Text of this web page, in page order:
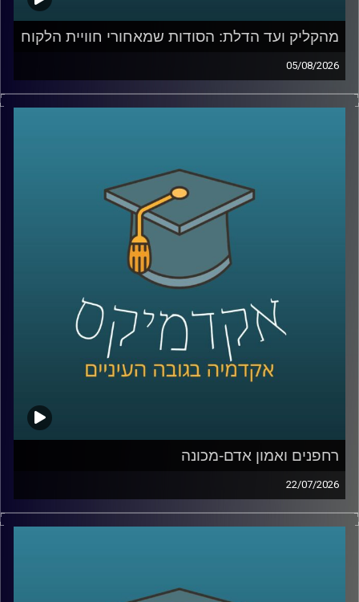
מהקליק ועד הדלת: הסודות שמאחורי חוויית הלקוח
05/08/2026
כולנו מזמינים היום כמעט הכול בלחיצת כפתור, אוכל, בגדים,
תרופות, אפילו את הקניות לסוף השבוע. אבל כמה מאיתנו
שגורמת לנו לחזור שוב ושוב, ואיך משלבים בין טכנולוגיה,
דאטה, לוגיסטיקה ובעיקר הבנה של בני אדם?
כדי לדבר על כל זה נמצא איתי היום צביקה ביידא, לשעבר
נדבר על מה באמת עומד מאחורי חוויית לקוח טובה, איך
ארגונים חושבים על חדשנות, ואיך בינה מלאכותית הולכת
לשנות את הדרך שבה כולנו קונים, עובדים ומקבלים החלטות
קרדיט תמונות:AudioVersity
רחפנים ואמון אדם-מכונה
22/07/2026
אם לפני עשור היינו אומרים את המילה “רחפן”, כנראה שהיינו
חושבים על צילום מהאוויר או על גאדג’ט מגניב. היום התמונה
ובמקרים מסוימים אפילו מסוגלים לבצע חלק מהמשימות